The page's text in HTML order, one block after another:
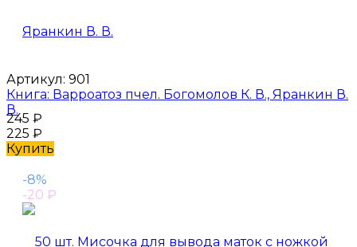
Артикул: 901
Книга: Варроатоз пчел. Богомолов К. В., Яранкин В.
В.
245 ₽
225 ₽
Купить
-8%
-20 ₽